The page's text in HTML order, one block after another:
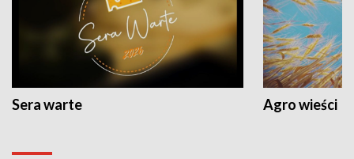
Sera warte Agro wieści